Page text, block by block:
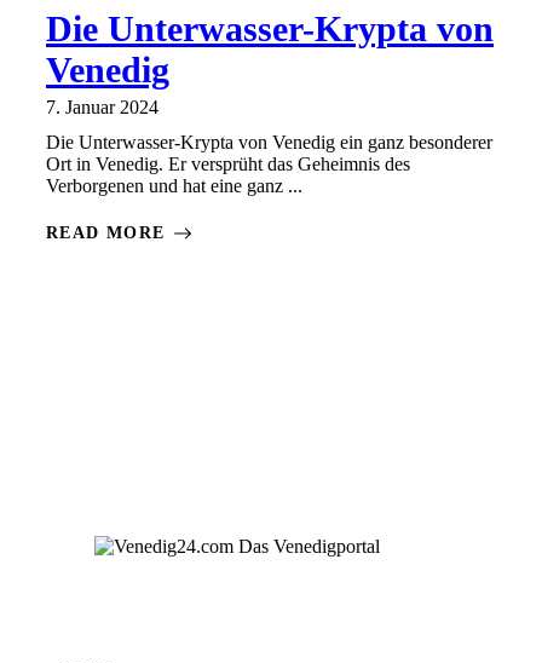
Die Unterwasser-Krypta von
Venedig
7. Januar 2024
Die Unterwasser-Krypta von Venedig ein ganz besonderer
Ort in Venedig. Er versprüht das Geheimnis des
Verborgenen und hat eine ganz ...
READ MORE